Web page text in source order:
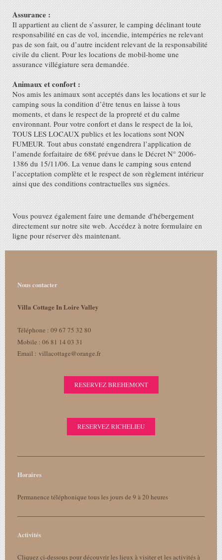
Assurance :
Il appartient au client de s’assurer, le camping déclinant toute
responsabilité en cas de vol, incendie, intempéries ne relevant
pas de son fait, ou d’autre incident relevant de la responsabilité
civile du client. Pour les locations de mobil-home une
assurance villégiature sera demandée.
Animaux et confort :
Nos amis les animaux sont acceptés dans les locations et sur le
camping sous la condition d’être tenus en laisse à tous
moments, et dans le respect de la propreté et du calme
environnant. Pour votre confort et dans le respect de la loi,
TOUS LES LOCAUX publics et les locations sont NON
FUMEUR. Tout abus constaté engendrera l’application de
l’amende forfaitaire de 68€ prévue dans le Décret N° 2006-
1386 du 15/11/06. La venue dans le camping sous entend
l’acceptation complète et le respect de son règlement intérieur
ainsi que des conditions contractuelles sus signées.
Vous pouvez également faire une demande d'hébergement
directement sur notre site web. Accédez à notre formulaire en
ligne pour réserver dès maintenant.
Nous contacter
Villa Cottage In Loire Valley
Téléphone : 09 67 75 32 80
Mobile : 06 81 14 03 31
Email : villacottage@orange.fr
RESERVEZ BREHEMONT
RESERVEZ RICHELIEU
Horaires
Permanence téléphonique tous les jours de 9 à 20 heures
Activités
Cliquez ci-dessous pour découvrir les lieux à visiter et les activités à